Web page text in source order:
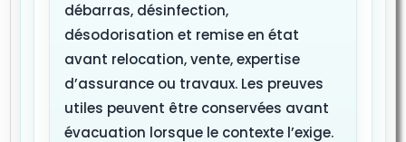
débarras, désinfection,
désodorisation et remise en état
avant relocation, vente, expertise
d’assurance ou travaux. Les preuves
utiles peuvent être conservées avant
évacuation lorsque le contexte l’exige.